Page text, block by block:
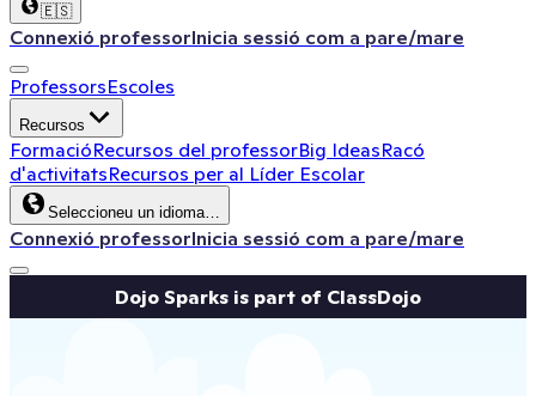
🇪🇸
Connexió professorInicia sessió com a pare/mare
ProfessorsEscoles
Recursos
FormacióRecursos del professorBig IdeasRacó
d'activitatsRecursos per al Líder Escolar
Seleccioneu un idioma…
Connexió professorInicia sessió com a pare/mare
Dojo Sparks is part of ClassDojo